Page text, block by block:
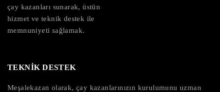
çay kazanları sunarak, üstün
hizmet ve teknik destek ile
memnuniyeti sağlamak.
TEKNİK DESTEK
Meşalekazan olarak, çay kazanlarınızın kurulumunu uzman